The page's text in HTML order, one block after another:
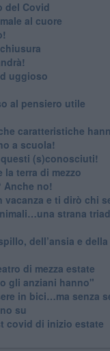
del Covid
al cuore
uggioso
al pensiero utile
caratteristiche
a scuola!
(s)conosciuti!
la terra di mezzo
no!
vacanza e ti dirò chi
strana
dell’ansia e
di mezza estate
gli anziani hanno"
in bici…ma senza
su
covid di inizio estate